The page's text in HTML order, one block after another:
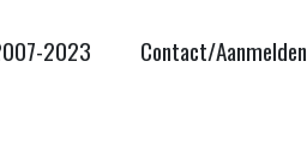
2023 Contact/Aanmelden